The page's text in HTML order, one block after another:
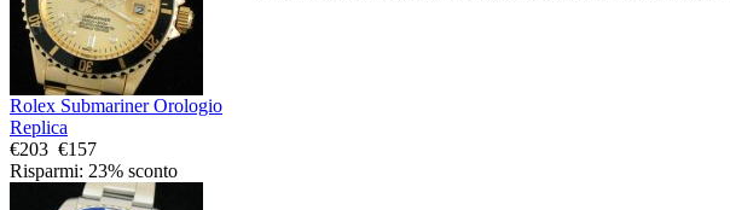
Rolex Submariner Orologio
Replica
€203 €157
Risparmi: 23% sconto